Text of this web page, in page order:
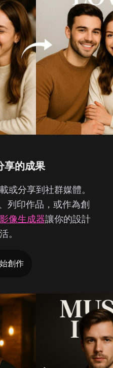
享的成果
或分享到社群媒體。
列印作品，或作為創
像生成器讓你的設計
。
創作